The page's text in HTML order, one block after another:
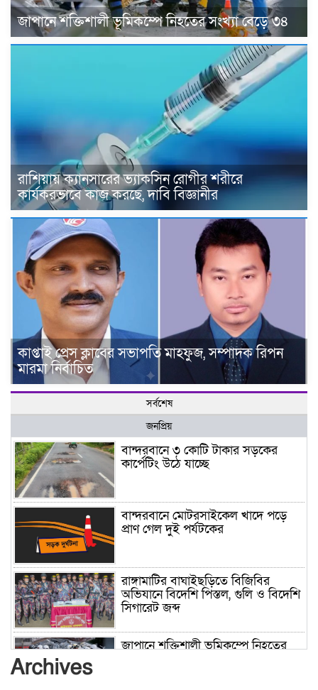
জাপানে শক্তিশালী ভূমিকম্পে নিহতের সংখ্যা বেড়ে ৩৪
রাশিয়ায় ক্যানসারের ভ্যাকসিন রোগীর শরীরে
কার্যকরভাবে কাজ করছে, দাবি বিজ্ঞানীর
কাপ্তাই প্রেস ক্লাবের সভাপতি মাহফুজ, সম্পাদক রিপন
মারমা নির্বাচিত
সর্বশেষ
জনপ্রিয়
বান্দরবানে ৩ কোটি টাকার সড়কের
কার্পেটিং উঠে যাচ্ছে
বান্দরবানে মোটরসাইকেল খাদে পড়ে
প্রাণ গেল দুই পর্যটকের
রাঙ্গামাটির বাঘাইছড়িতে বিজিবির
অভিযানে বিদেশি পিস্তল, গুলি ও বিদেশি
সিগারেট জব্দ
জাপানে শক্তিশালী ভূমিকম্পে নিহতের
Archives